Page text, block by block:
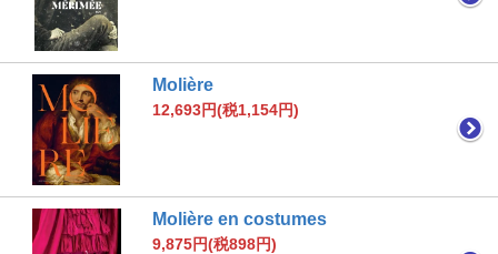
Molière
12,693円(税1,154円)
Molière en costumes
9,875円(税898円)